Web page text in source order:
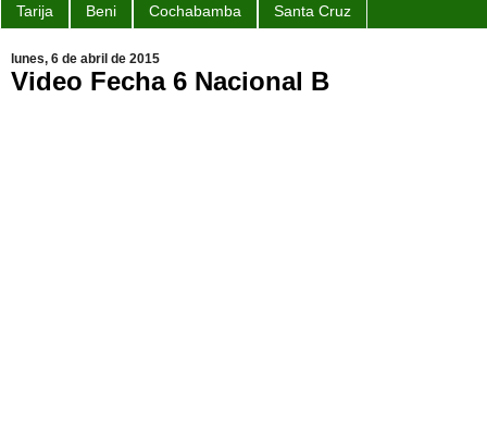
Tarija Beni Cochabamba Santa Cruz
lunes, 6 de abril de 2015
Video Fecha 6 Nacional B